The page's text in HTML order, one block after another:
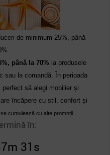
de minimum 25%, până
până la 70% la produsele
sau la comandă. În perioada
perfect să alegi mobilier și
încăpere cu stil, confort și
cumulează cu alte promoții.
în:
30s